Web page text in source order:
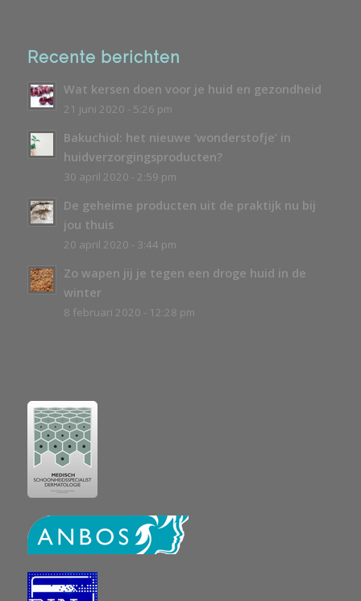
Recente berichten
Wat kersen doen voor je huid en gezondheid
21 juni 2020 - 5:26 pm
Bakuchiol: het nieuwe ‘wonderstofje’ in
huidverzorgingsproducten?
30 april 2020 - 2:59 pm
De geheime producten uit de praktijk nu bij
jou thuis
20 april 2020 - 3:44 pm
Zo wapen jij je tegen een droge huid in de
winter
8 februari 2020 - 12:28 pm